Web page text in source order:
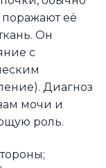
её
Он
с
Диагноз
мочи и
роль.